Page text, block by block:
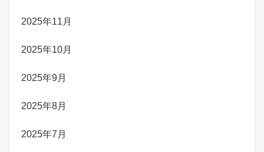
2025年11月
2025年10月
2025年9月
2025年8月
2025年7月